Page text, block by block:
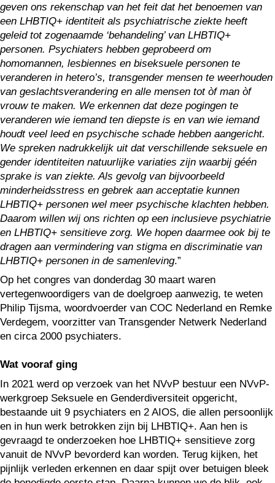
geven ons rekenschap van het feit dat het benoemen van
een LHBTIQ+ identiteit als psychiatrische ziekte heeft
geleid tot zogenaamde ‘behandeling’ van LHBTIQ+
personen. Psychiaters hebben geprobeerd om
homomannen, lesbiennes en biseksuele personen te
veranderen in hetero’s, transgender mensen te weerhouden
van geslachtsverandering en alle mensen tot òf man òf
vrouw te maken. We erkennen dat deze pogingen te
veranderen wie iemand ten diepste is en van wie iemand
houdt veel leed en psychische schade hebben aangericht.
We spreken nadrukkelijk uit dat verschillende seksuele en
gender identiteiten natuurlijke variaties zijn waarbij géén
sprake is van ziekte. Als gevolg van bijvoorbeeld
minderheidsstress en gebrek aan acceptatie kunnen
LHBTIQ+ personen wel meer psychische klachten hebben.
Daarom willen wij ons richten op een inclusieve psychiatrie
en LHBTIQ+ sensitieve zorg. We hopen daarmee ook bij te
dragen aan vermindering van stigma en discriminatie van
LHBTIQ+ personen in de samenleving.”
Op het congres van donderdag 30 maart waren
vertegenwoordigers van de doelgroep aanwezig, te weten
Philip Tijsma, woordvoerder van COC Nederland en Remke
Verdegem, voorzitter van Transgender Netwerk Nederland
en circa 2000 psychiaters.
Wat vooraf ging
In 2021 werd op verzoek van het NVvP bestuur een NVvP-
werkgroep Seksuele en Genderdiversiteit opgericht,
bestaande uit 9 psychiaters en 2 AIOS, die allen persoonlijk
en in hun werk betrokken zijn bij LHBTIQ+. Aan hen is
gevraagd te onderzoeken hoe LHBTIQ+ sensitieve zorg
vanuit de NVvP bevorderd kan worden. Terug kijken, het
pijnlijk verleden erkennen en daar spijt over betuigen bleek